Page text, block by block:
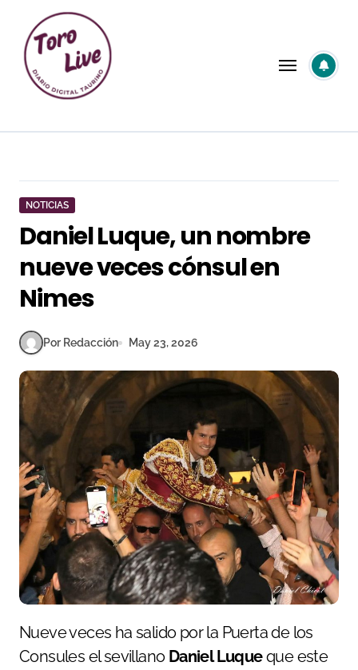
contenido
NOTICIAS
Daniel Luque, un nombre
nueve veces cónsul en
Nimes
Por Redacción May 23, 2026
Nueve veces ha salido por la Puerta de los
Consules el sevillano Daniel Luqueque este